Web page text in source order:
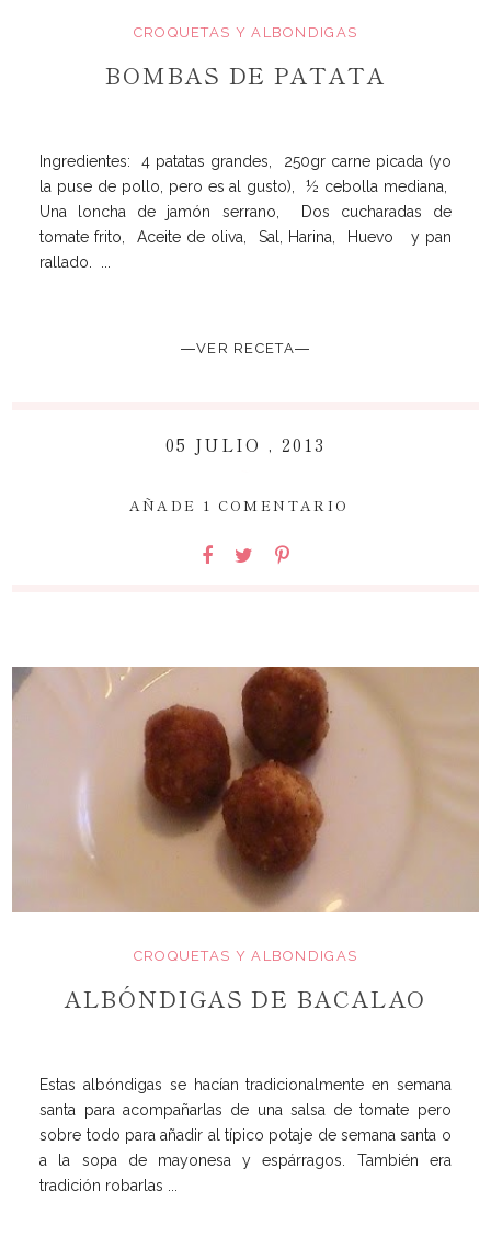
CROQUETAS Y ALBONDIGAS
BOMBAS DE PATATA
Ingredientes: 4 patatas grandes, 250gr carne picada (yo
la puse de pollo, pero es al gusto), ½ cebolla mediana,
Una loncha de jamón serrano, Dos cucharadas de
tomate frito, Aceite de oliva, Sal, Harina, Huevo y pan
rallado. ...
―VER RECETA―
05 JULIO , 2013
AÑADE 1 COMENTARIO
CROQUETAS Y ALBONDIGAS
ALBÓNDIGAS DE BACALAO
Estas albóndigas se hacían tradicionalmente en semana
santa para acompañarlas de una salsa de tomate pero
sobre todo para añadir al típico potaje de semana santa o
a la sopa de mayonesa y espárragos. También era
tradición robarlas ...